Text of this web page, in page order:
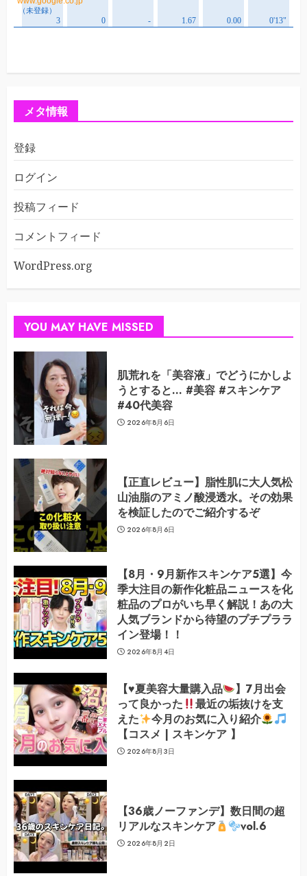
メタ情報
登録
ログイン
投稿フィード
コメントフィード
WordPress.org
YOU MAY HAVE MISSED
肌荒れを「美容液」でどうにかしよ
うとすると… #美容 #スキンケア
#40代美容
2026年8月6日
【正直レビュー】脂性肌に大人気松
山油脂のアミノ酸浸透水。その効果
を検証したのでご紹介するぞ
2026年8月6日
【8月・9月新作スキンケア5選】今
季大注目の新作化粧品ニュースを化
粧品のプロがいち早く解説！あの大
人気ブランドから待望のプチプララ
イン登場！！
2026年8月4日
【♥️夏美容大量購入品
】7月出会
って良かった
最近の垢抜けを支
えた
今月のお気に入り紹介
【コスメ | スキンケア 】
2026年8月3日
【36歳ノーファンデ】数日間の超
リアルなスキンケア
vol.6
2026年8月2日